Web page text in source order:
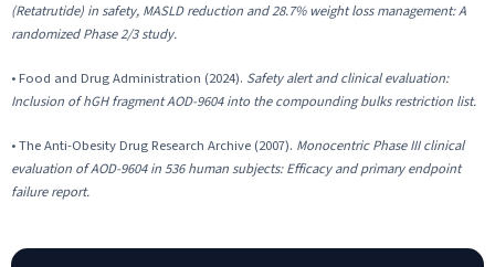
(Retatrutide) in safety, MASLD reduction and 28.7% weight loss management: A
randomized Phase 2/3 study.
• Food and Drug Administration (2024). Safety alert and clinical evaluation:
Inclusion of hGH fragment AOD-9604 into the compounding bulks restriction list.
• The Anti-Obesity Drug Research Archive (2007). Monocentric Phase III clinical
evaluation of AOD-9604 in 536 human subjects: Efficacy and primary endpoint
failure report.